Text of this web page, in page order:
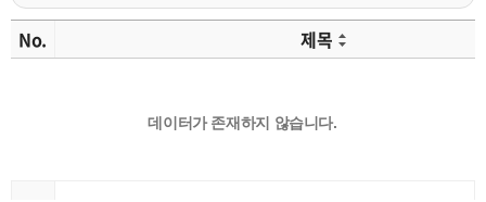
No. 제목
데이터가 존재하지 않습니다.